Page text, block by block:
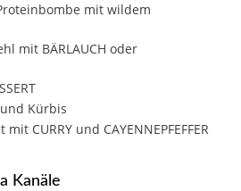
mit wildem
mit BÄRLAUCH oder
und Kürbis
CURRY und CAYENNEPFEFFER
Kanäle